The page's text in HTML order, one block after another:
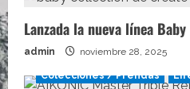
Lanzada la nueva línea
admin noviembre 28, 2025
Colecciones / Prendas